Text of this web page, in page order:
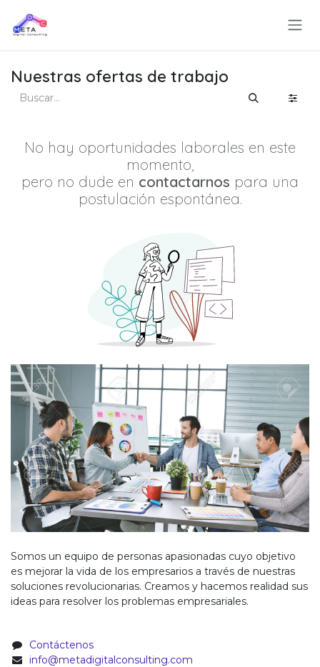
Nuestras ofertas de trabajo
No hay oportunidades laborales en este
momento,
pero no dude en contactarnos para una
postulación espontánea.
Somos un equipo de personas apasionadas cuyo objetivo
es mejorar la vida de los empresarios a través de nuestras
soluciones revolucionarias. Creamos y hacemos realidad sus
ideas para resolver los problemas empresariales.
Contáctenos
info@metadigitalconsulting.com